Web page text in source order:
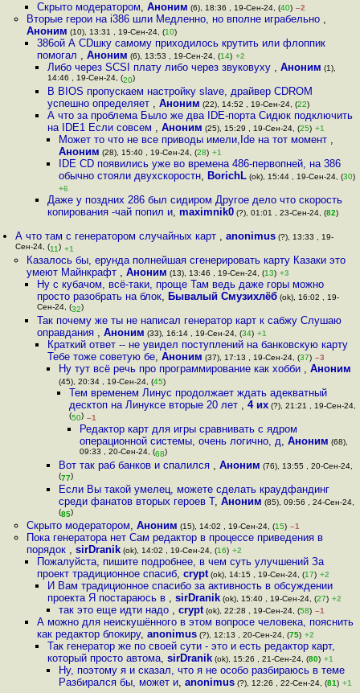
Скрыто модератором, Аноним (6), 18:36 , 19-Сен-24, (40) –2
Вторые герои на i386 шли Медленно, но вполне играбельно ,
Аноним (10), 13:31 , 19-Сен-24, (10)
386ой А CDшку самому приходилось крутить или флоппик
помогал , Аноним (6), 13:53 , 19-Сен-24, (14) +2
Либо через SCSI плату либо через звуковуху ,Аноним (1),
14:46 , 19-Сен-24, (20)
В BIOS пропускаем настройку slave, драйвер CDROM
успешно определяет ,Аноним (22), 14:52 , 19-Сен-24, (22)
А что за проблема Было же два IDE-порта Сидюк подключить
на IDE1 Если совсем ,Аноним (25), 15:29 , 19-Сен-24, (25) +1
Может то что не все приводы имели,Ide на тот момент ,
Аноним (28), 15:40 , 19-Сен-24, (28) +1
IDE CD появились уже во времена 486-первопней, на 386
обычно стояли двухскоростн, BorichL(ok), 15:44 , 19-Сен-24, (30)
+6
Даже у поздних 286 был сидиром Другое дело что скорость
копирования -чай попил и,maximnik0 (?), 01:01 , 23-Сен-24, (82)
А что там с генератором случайных карт ,anonimus (?), 13:33 , 19-
Сен-24, (11) +1
Казалось бы, ерунда полнейшая сгенерировать карту Казаки это
умеют Майнкрафт , Аноним (13), 13:46 , 19-Сен-24, (13) +3
Ну с кубачом, всё-таки, проще Там ведь даже горы можно
просто разобрать на блок, Бывалый Смузихлёб(ok), 16:02 , 19-
Сен-24, (32)
Так почему же ты не написал генератор карт к сабжу Слушаю
оправдания , Аноним (33), 16:14 , 19-Сен-24, (34) +1
Краткий ответ -- не увидел поступлений на банковскую карту
Тебе тоже советую бе,Аноним (37), 17:13 , 19-Сен-24, (37) –3
Ну тут всё речь про программирование как хобби , Аноним
(45), 20:34 , 19-Сен-24, (45)
Тем временем Линус продолжает ждать адекватный
десктоп на Линуксе вторые 20 лет , 4 их(?), 21:21 , 19-Сен-24,
(50) –1
Редактор карт для игры сравнивать с ядром
операционной системы, очень логично, д,Аноним (68),
09:33 , 20-Сен-24, (68)
Вот так раб банков и спалился , Аноним (76), 13:55 , 20-Сен-24,
(77)
Если Вы такой умелец, можете сделать краудфандинг
среди фанатов вторых героев Т, Аноним (85), 09:56 , 24-Сен-24,
(85)
Скрыто модератором, Аноним (15), 14:02 , 19-Сен-24, (15) –1
Пока генератора нет Сам редактор в процессе приведения в
порядок , sirDranik(ok), 14:02 , 19-Сен-24, (16) +2
Пожалуйста, пишите подробнее, в чем суть улучшений За
проект традиционное спасиб, crypt(ok), 14:15 , 19-Сен-24, (17) +2
И Вам традиционное спасибо за активность в обсуждении
проекта Я постараюсь в ,sirDranik (ok), 15:40 , 19-Сен-24, (27) +2
так это еще идти надо , crypt(ok), 22:28 , 19-Сен-24, (58) –1
А можно для неискушённого в этом вопросе человека, пояснить
как редактор блокиру, anonimus(?), 12:13 , 20-Сен-24, (75) +2
Так генератор же по своей сути - это и есть редактор карт,
который просто автома,sirDranik (ok), 15:26 , 21-Сен-24, (80) +1
Ну, поэтому я и сказал, что я не особо разбираюсь в теме
Разбирался бы, может и, anonimus(?), 12:26 , 22-Сен-24, (81) +1